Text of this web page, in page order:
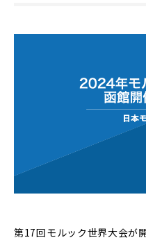
第17回モルック世界大会が